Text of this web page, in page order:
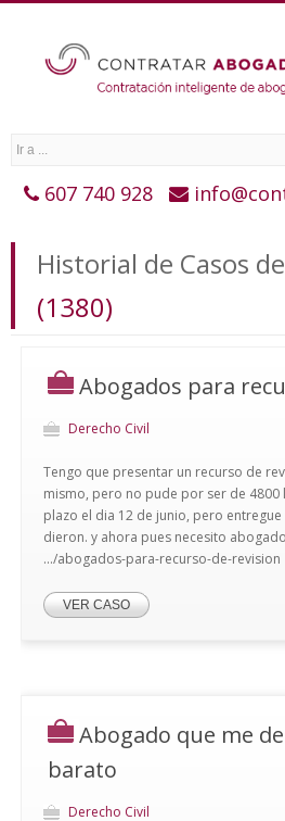
607 740 928
Historial de Casos
(1380)
Abogados para
Derecho Civil
Tengo que presentar un recurso de
mismo, pero no pude por ser de 4800
plazo el dia 12 de junio, pero
dieron. y ahora pues necesito
.../abogados-para-recurso-de-revision
VER CASO
Abogado que me
barato
Derecho Civil